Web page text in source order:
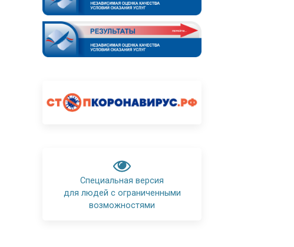
Специальная версия
для людей с ограниченными
возможностями